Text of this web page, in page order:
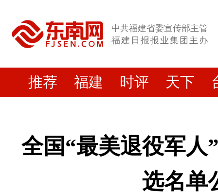
中共福建省委宣传部主管
福建日报报业集团主办
推荐 福建 时评 天下
全国“最美退役军人
选名单